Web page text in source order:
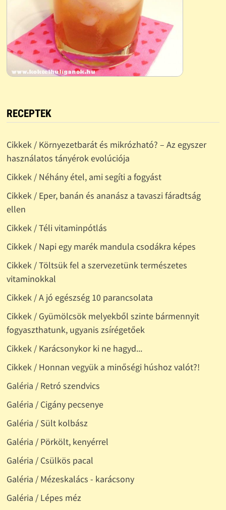
RECEPTEK
Cikkek / Környezetbarát és mikrózható? – Az egyszer
használatos tányérok evolúciója
Cikkek / Néhány étel, ami segíti a fogyást
Cikkek / Eper, banán és ananász a tavaszi fáradtság
ellen
Cikkek / Téli vitaminpótlás
Cikkek / Napi egy marék mandula csodákra képes
Cikkek / Töltsük fel a szervezetünk természetes
vitaminokkal
Cikkek / A jó egészség 10 parancsolata
Cikkek / Gyümölcsök melyekből szinte bármennyit
fogyaszthatunk, ugyanis zsírégetőek
Cikkek / Karácsonykor ki ne hagyd...
Cikkek / Honnan vegyük a minőségi húshoz valót?!
Galéria / Retró szendvics
Galéria / Cigány pecsenye
Galéria / Sült kolbász
Galéria / Pörkölt, kenyérrel
Galéria / Csülkös pacal
Galéria / Mézeskalács - karácsony
Galéria / Lépes méz